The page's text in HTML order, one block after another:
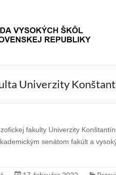
Univerzity
fakulty Univerzity
senátom fakúlt a